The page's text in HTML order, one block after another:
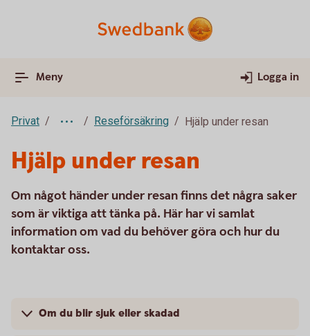
Meny Logga in
Privat Reseförsäkring Hjälp under resan
Hjälp under resan
Om något händer under resan finns det några saker
som är viktiga att tänka på. Här har vi samlat
information om vad du behöver göra och hur du
kontaktar oss.
Om du blir sjuk eller skadad